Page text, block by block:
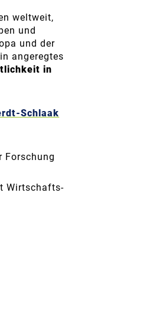
weltweit,
und
und der
angeregtes
in
Schlaak
Forschung
Wirtschafts-